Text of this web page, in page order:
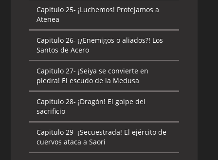
Capitulo 25- ¡Luchemos! Protejamos a
Atenea
Capitulo 26- ¡¿Enemigos o aliados?! Los
Santos de Acero
Capitulo 27- ¡Seiya se convierte en
piedra! El escudo de la Medusa
Capitulo 28- ¡Dragón! El golpe del
sacrificio
Capitulo 29- ¡Secuestrada! El ejército de
cuervos ataca a Saori